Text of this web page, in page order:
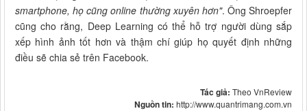
smartphone, họ cũng online thường xuyên hơn". Ông Shroepfer
cũng cho rằng, Deep Learning có thể hỗ trợ người dùng sắp
xếp hình ảnh tốt hơn và thậm chí giúp họ quyết định những
điều sẽ chia sẻ trên Facebook.
Tác giả: Theo VnReview
Nguồn tin: http://www.quantrimang.com.vn